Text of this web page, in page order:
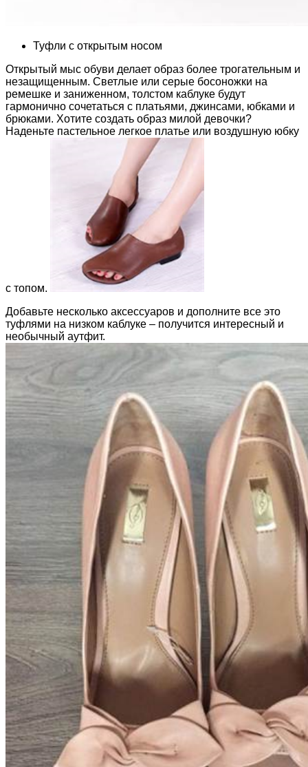
Туфли с открытым носом
Открытый мыс обуви делает образ более трогательным и
незащищенным. Светлые или серые босоножки на
ремешке и заниженном, толстом каблуке будут
гармонично сочетаться с платьями, джинсами, юбками и
брюками. Хотите создать образ милой девочки?
Наденьте пастельное легкое платье или воздушную юбку
с топом.
Добавьте несколько аксессуаров и дополните все это
туфлями на низком каблуке – получится интересный и
необычный аутфит.